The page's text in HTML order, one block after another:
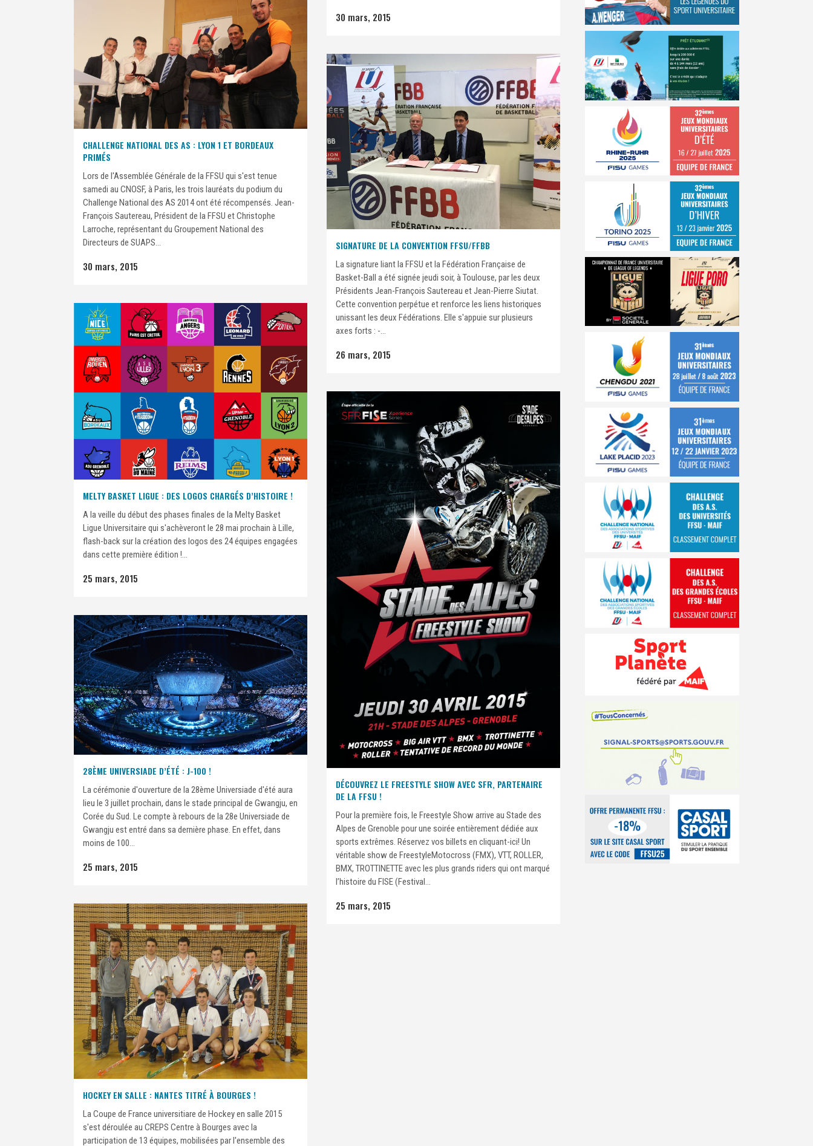
30 mars, 2015
CHALLENGE NATIONAL DES AS : LYON 1 ET BORDEAUX
PRIMÉS
Lors de l'Assemblée Générale de la FFSU qui s'est tenue
samedi au CNOSF, à Paris, les trois lauréats du podium du
Challenge National des AS 2014 ont été récompensés. Jean-
François Sautereau, Président de la FFSU et Christophe
Larroche, représentant du Groupement National des
Directeurs de SUAPS...
30 mars, 2015
SIGNATURE DE LA CONVENTION FFSU/FFBB
La signature liant la FFSU et la Fédération Française de
Basket-Ball a été signée jeudi soir, à Toulouse, par les deux
Présidents Jean-François Sautereau et Jean-Pierre Siutat.
Cette convention perpétue et renforce les liens historiques
unissant les deux Fédérations. Elle s'appuie sur plusieurs
axes forts : -...
26 mars, 2015
MELTY BASKET LIGUE : DES LOGOS CHARGÉS D’HISTOIRE !
A la veille du début des phases finales de la Melty Basket
Ligue Universitaire qui s'achèveront le 28 mai prochain à Lille,
flash-back sur la création des logos des 24 équipes engagées
dans cette première édition !...
25 mars, 2015
DÉCOUVREZ LE FREESTYLE SHOW AVEC SFR, PARTENAIRE
DE LA FFSU !
Pour la première fois, le Freestyle Show arrive au Stade des
Alpes de Grenoble pour une soirée entièrement dédiée aux
sports extrêmes. Réservez vos billets en cliquant-ici! Un
véritable show de FreestyleMotocross (FMX), VTT, ROLLER,
BMX, TROTTINETTE avec les plus grands riders qui ont marqué
l’histoire du FISE (Festival...
25 mars, 2015
28ÈME UNIVERSIADE D’ÉTÉ : J-100 !
La cérémonie d'ouverture de la 28ème Universiade d'été aura
lieu le 3 juillet prochain, dans le stade principal de Gwangju, en
Corée du Sud. Le compte à rebours de la 28e Universiade de
Gwangju est entré dans sa dernière phase. En effet, dans
moins de 100...
25 mars, 2015
HOCKEY EN SALLE : NANTES TITRÉ À BOURGES !
La Coupe de France universitiare de Hockey en salle 2015
s'est déroulée au CREPS Centre à Bourges avec la
participation de 13 équipes, mobilisées par l'ensemble des